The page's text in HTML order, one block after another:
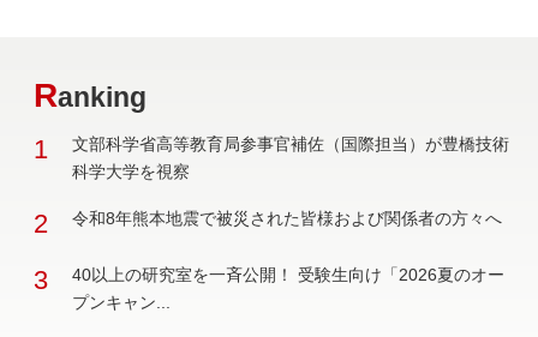
Ranking
1
文部科学省高等教育局参事官補佐（国際担当）が豊橋技術
科学大学を視察
2 令和8年熊本地震で被災された皆様および関係者の方々へ
3
40以上の研究室を一斉公開！ 受験生向け「2026夏のオー
プンキャン...